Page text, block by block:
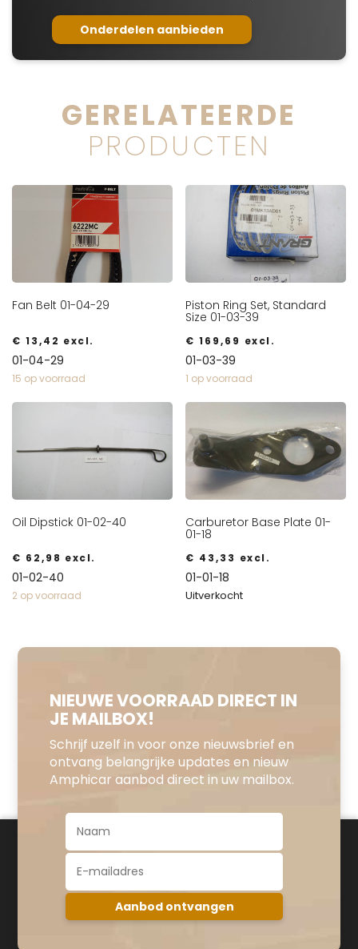
Onderdelen aanbieden
GERELATEERDE
PRODUCTEN
Fan Belt 01-04-29
€ 13,42 excl.
01-04-29
15 op voorraad
Piston Ring Set, Standard
Size 01-03-39
€ 169,69 excl.
01-03-39
1 op voorraad
Oil Dipstick 01-02-40
€ 62,98 excl.
01-02-40
2 op voorraad
Carburetor Base Plate 01-
01-18
€ 43,33 excl.
01-01-18
Uitverkocht
NIEUWE VOORRAAD DIRECT IN
JE MAILBOX!
Schrijf uzelf in voor onze nieuwsbrief en
ontvang belangrijke updates en nieuw
Amphicar aanbod direct in uw mailbox.